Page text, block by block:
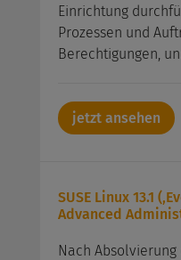
Einrichtung
Prozessen und
Berechtigungen,
jetzt ansehen
SUSE Linux 13.1
Advanced
Nach